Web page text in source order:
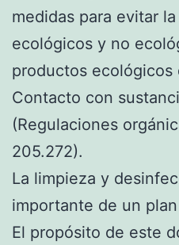
medidas para evitar
ecológicos y no
productos ecológicos
Contacto con
(Regulaciones
205.272).
La limpieza y
importante de un
El propósito de este